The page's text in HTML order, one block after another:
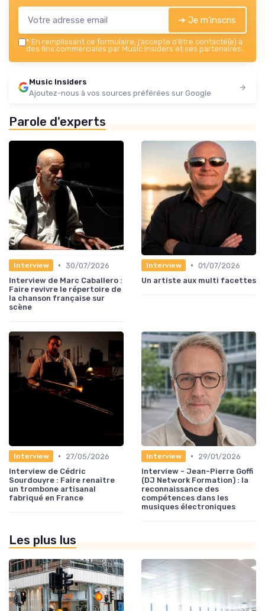
➔ Je m'inscris
* En remplissant ce formulaire, j’accepte d’être contacté(e) à
des fins commerciales par Music Insiders et ses partenaires.
Music Insiders
Ajoutez-nous à vos sources préférées sur Google
Parole d'experts
Interview • 30/07/2026
Interview de Marc Caballero :
Faire revivre le répertoire de
la chanson française sur
scène
Interview • 01/07/2026
Un artiste aux multi facettes
Interview •
27/05/2026
Interview de Cédric
Sourdouyre : Faire renaître
un trombone artisanal
fabriqué en France
Interview •
29/01/2026
Interview - Jean-Pierre Goffi
(DJ Network Formation) : la
reconnaissance des
compétences dans les
musiques électroniques
Les plus lus